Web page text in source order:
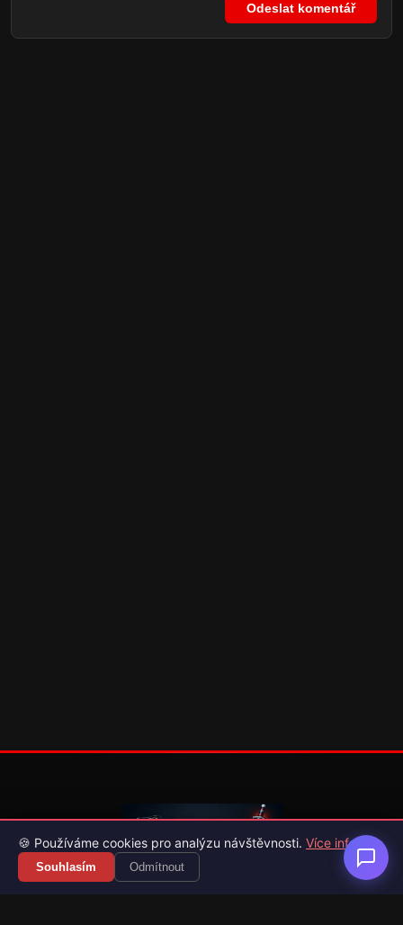
Odeslat komentář
Váš průvodce světem videoher. Novinky, recenze a česko-
slovenské překlady her.
🍪 Používáme cookies pro analýzu návštěvnosti. Více info
Souhlasím Odmítnout